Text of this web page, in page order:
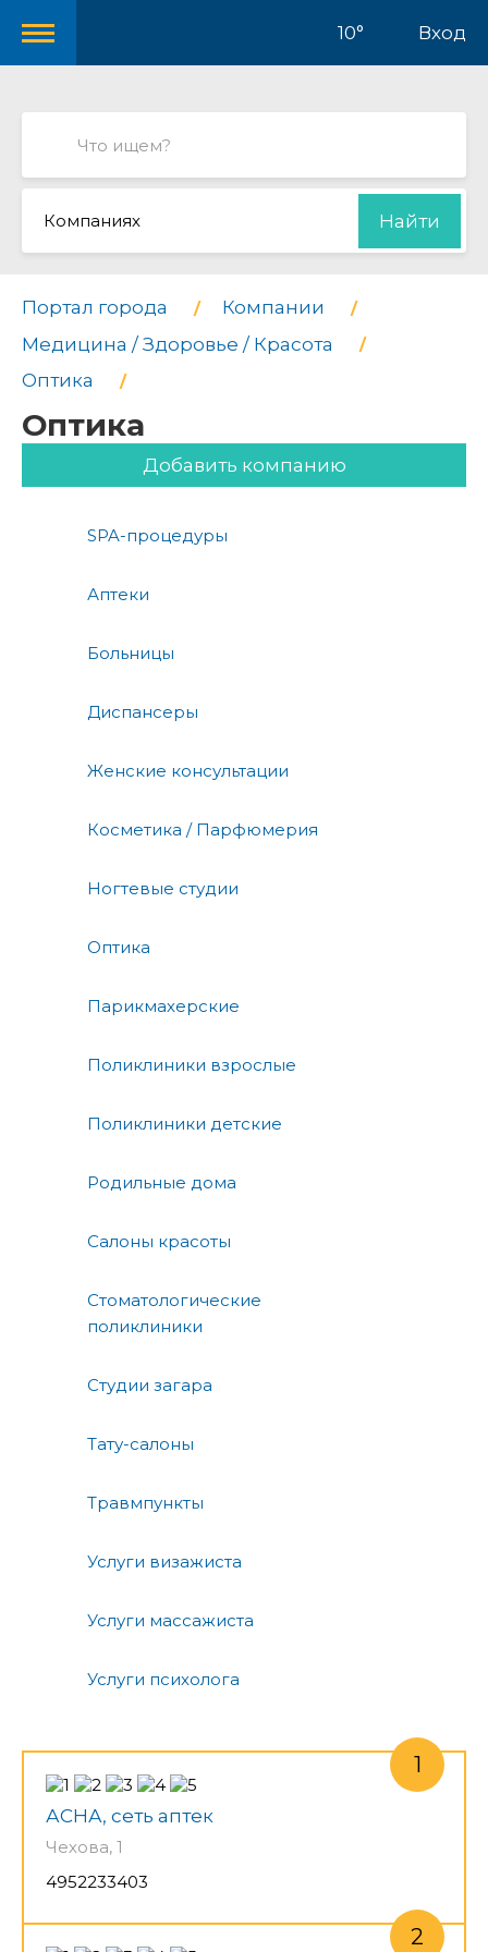
10° Вход
Компаниях Найти
Портал города
Компании
Медицина / Здоровье / Красота
Оптика
Оптика
Добавить компанию
SPA-процедуры
Аптеки
Больницы
Диспансеры
Женские консультации
Косметика / Парфюмерия
Ногтевые студии
Оптика
Парикмахерские
Поликлиники взрослые
Поликлиники детские
Родильные дома
Салоны красоты
Стоматологические
поликлиники
Студии загара
Тату-салоны
Травмпункты
Услуги визажиста
Услуги массажиста
Услуги психолога
АСНА, сеть аптек
Чехова, 1
4952233403